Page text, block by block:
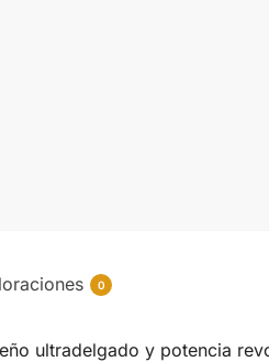
0
ultradelgado y potencia